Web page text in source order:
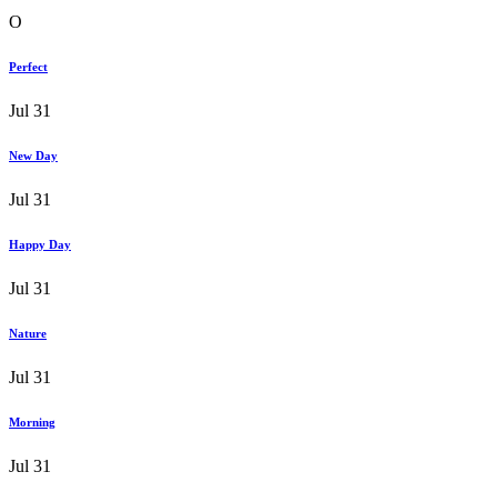
O
Perfect
Jul 31
New Day
Jul 31
Happy Day
Jul 31
Nature
Jul 31
Morning
Jul 31